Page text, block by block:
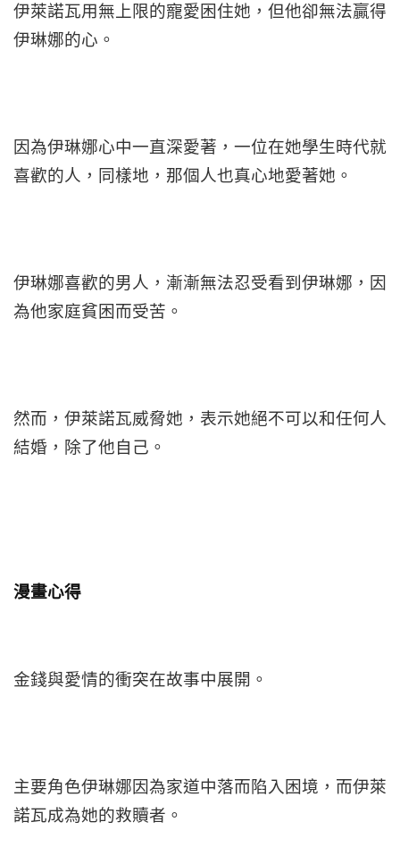
伊萊諾瓦用無上限的寵愛困住她，但他卻無法贏得
伊琳娜的心。
因為伊琳娜心中一直深愛著，一位在她學生時代就
喜歡的人，同樣地，那個人也真心地愛著她。
伊琳娜喜歡的男人，漸漸無法忍受看到伊琳娜，因
為他家庭貧困而受苦。
然而，伊萊諾瓦威脅她，表示她絕不可以和任何人
結婚，除了他自己。
漫畫心得
金錢與愛情的衝突在故事中展開。
主要角色伊琳娜因為家道中落而陷入困境，而伊萊
諾瓦成為她的救贖者。